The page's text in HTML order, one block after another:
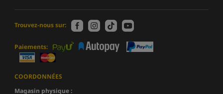
Trouvez-nous sur:
Paiements:
COORDONNÉES
Magasin physique :